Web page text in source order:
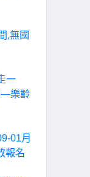
,無國
一
—樂齡
01月
報名